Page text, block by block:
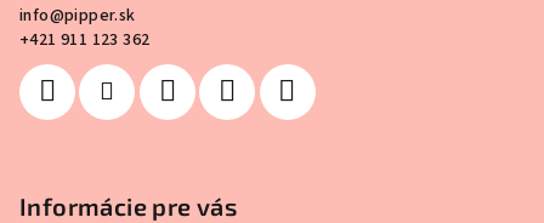
info@pipper.sk
+421 911 123 362
Informácie pre vás